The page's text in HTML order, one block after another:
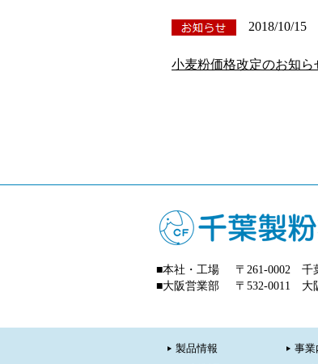
2018/10/15
小麦粉価格改定のお知ら
■本社・工場 〒261-0002 千
■大阪営業部
〒532-0011 大
製品情報
事業